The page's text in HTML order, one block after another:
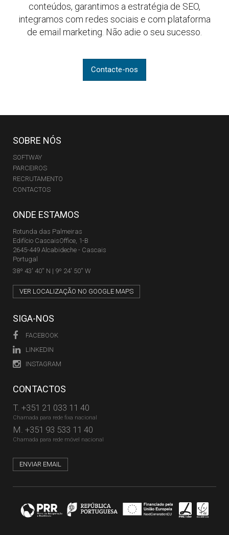
conteúdos, garantimos a estratégia de SEO,
integramos com redes sociais e com plataforma
de email marketing. Não adie o seu sucesso.
Contacte-nos
SOBRE NÓS
SOFTWAY
PARCEIROS
RECRUTAMENTO
CONTACTOS
ONDE ESTAMOS
Rotunda das Palmeiras
Edifício CascaisOffice, 1-B
2645-449 Alcabideche - Cascais
Portugal
38º 43' 40'' N | 9º 24' 50'' W
VER LOCALIZAÇÃO NO GOOGLE MAPS
SIGA-NOS
FACEBOOK
LINKEDIN
INSTAGRAM
CONTACTOS
T. +351 21 033 11 40
Chamada para rede fixa nacional
M. +351 93 533 11 40
Chamada para rede móvel nacional
ENVIAR EMAIL